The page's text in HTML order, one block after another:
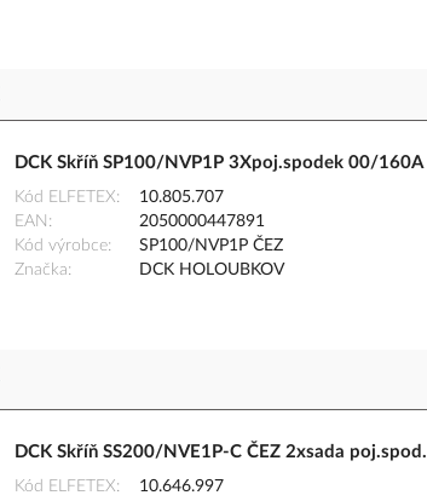
DCK Skříň SP100/NVP1P 3Xpoj.spodek 00/160A
Kód ELFETEX
10.805.707
EAN
2050000447891
Kód výrobce
SP100/NVP1P ČEZ
Značka
DCK HOLOUBKOV
DCK Skříň SS200/NVE1P-C ČEZ 2xsada poj.spod.
Kód ELFETEX
10.646.997